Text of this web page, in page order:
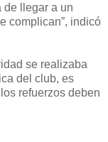
de llegar a un
complican”, indicó
se realizaba
del club, es
refuerzos deben